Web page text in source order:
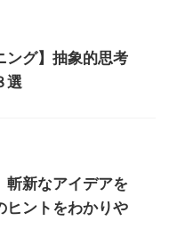
ング】抽象的思考
選
斬新なアイデアを
ヒントをわかりや